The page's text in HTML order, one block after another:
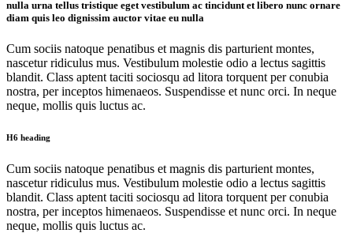
nulla urna tellus tristique eget vestibulum ac tincidunt et libero nunc ornare
diam quis leo dignissim auctor vitae eu nulla
Cum sociis natoque penatibus et magnis dis parturient montes,
nascetur ridiculus mus. Vestibulum molestie odio a lectus sagittis
blandit. Class aptent taciti sociosqu ad litora torquent per conubia
nostra, per inceptos himenaeos. Suspendisse et nunc orci. In neque
neque, mollis quis luctus ac.
H6 heading
Cum sociis natoque penatibus et magnis dis parturient montes,
nascetur ridiculus mus. Vestibulum molestie odio a lectus sagittis
blandit. Class aptent taciti sociosqu ad litora torquent per conubia
nostra, per inceptos himenaeos. Suspendisse et nunc orci. In neque
neque, mollis quis luctus ac.